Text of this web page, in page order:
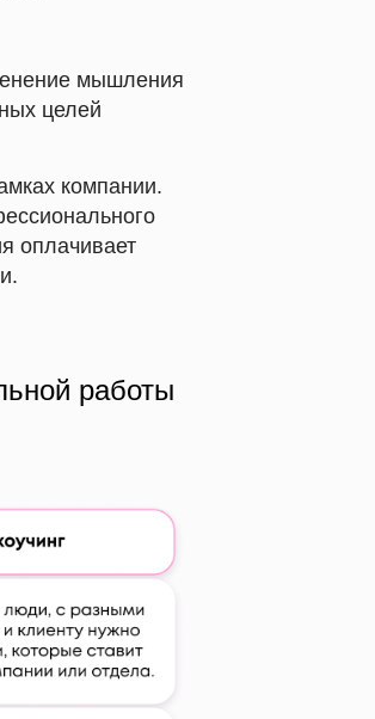
мышления
целей
компании.
оплачивает
работы